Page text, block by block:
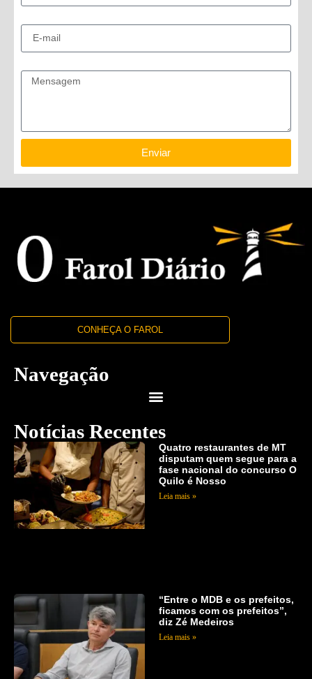
Enviar
CONHEÇA O FAROL
Navegação
Notícias Recentes
Quatro restaurantes de MT
disputam quem segue para a
fase nacional do concurso O
Quilo é Nosso
Leia mais »
“Entre o MDB e os prefeitos,
ficamos com os prefeitos”,
diz Zé Medeiros
Leia mais »